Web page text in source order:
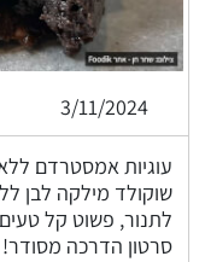
3/11/2024
עוגיות אמסטרדם
שוקולד מילקה לבן
לתנור, פשוט קל
סרטון הדרכה מסודר!